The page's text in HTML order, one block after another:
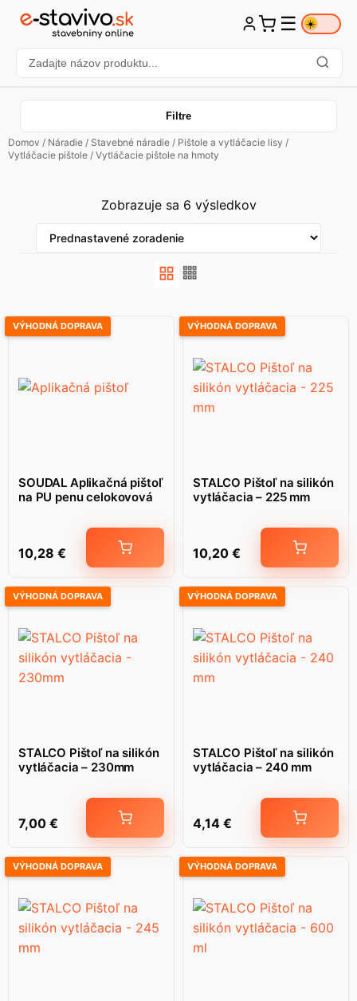
☰ ☀️
Filtre
Domov / Náradie / Stavebné náradie / Pištole a vytláčacie lisy /
Vytláčacie pištole / Vytláčacie pištole na hmoty
Zobrazuje sa 6 výsledkov
VÝHODNÁ DOPRAVA
SOUDAL Aplikačná pištoľ
na PU penu celokovová
10,28 €
VÝHODNÁ DOPRAVA
STALCO Pištoľ na silikón
vytláčacia – 225 mm
10,20 €
VÝHODNÁ DOPRAVA
STALCO Pištoľ na silikón
vytláčacia – 230mm
7,00 €
VÝHODNÁ DOPRAVA
STALCO Pištoľ na silikón
vytláčacia – 240 mm
4,14 €
VÝHODNÁ DOPRAVA VÝHODNÁ DOPRAVA